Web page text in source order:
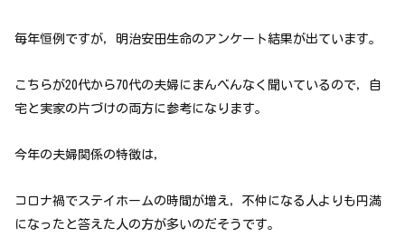
毎年恒例ですが，明治安田生命のアンケート結果が出ています。
こちらが20代から70代の夫婦にまんべんなく聞いているので，自
宅と実家の片づけの両方に参考になります。
今年の夫婦関係の特徴は，
コロナ禍でステイホームの時間が増え，不仲になる人よりも円満
になったと答えた人の方が多いのだそうです。